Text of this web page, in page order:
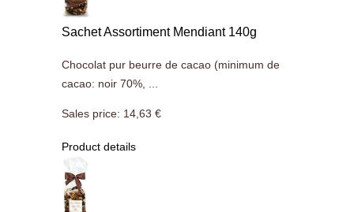
Sachet Assortiment Mendiant 140g
Chocolat pur beurre de cacao (minimum de
cacao: noir 70%, ...
Sales price: 14,63 €
Product details